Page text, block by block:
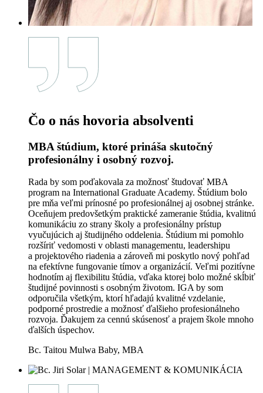
Čo o nás hovoria absolventi
MBA štúdium, ktoré prináša skutočný
profesionálny i osobný rozvoj.
Rada by som poďakovala za možnosť študovať MBA
program na International Graduate Academy. Štúdium bolo
pre mňa veľmi prínosné po profesionálnej aj osobnej stránke.
Oceňujem predovšetkým praktické zameranie štúdia, kvalitnú
komunikáciu zo strany školy a profesionálny prístup
vyučujúcich aj študijného oddelenia. Štúdium mi pomohlo
rozšíriť vedomosti v oblasti managementu, leadershipu
a projektového riadenia a zároveň mi poskytlo nový pohľad
na efektívne fungovanie tímov a organizácií. Veľmi pozitívne
hodnotím aj flexibilitu štúdia, vďaka ktorej bolo možné skĺbiť
študijné povinnosti s osobným životom. IGA by som
odporučila všetkým, ktorí hľadajú kvalitné vzdelanie,
podporné prostredie a možnosť ďalšieho profesionálneho
rozvoja. Ďakujem za cennú skúsenosť a prajem škole mnoho
ďalších úspechov.
Bc. Taitou Mulwa Baby, MBA